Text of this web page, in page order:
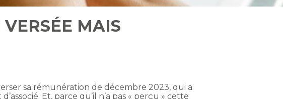
MAIS
sa rémunération de décembre 2023, qui a
Et, parce qu’il n’a pas « perçu » cette